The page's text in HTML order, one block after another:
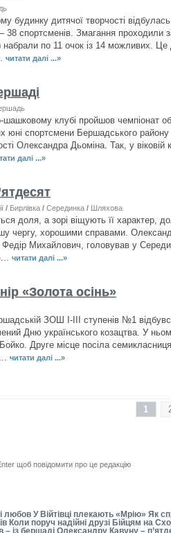
будинку дитячої творчості
38 спортсменів. Змагання
по 11 очок із 14 можливих.
читати далі ...»
клубі пройшов чемпіонат
юні спортсмени Бершадського
Олександра Дьоміна. Так, у віковій
далі ...»
/ Бирлівка / Серединка / Шляхова
доля, а зорі віщують її характер,
чергу, хорошими справами.
Федір Михайлович, головував у
читати далі ...»
«Золота осінь»
ЗОШ І-ІІІ ступенів №1
Дню українського козацтва. У
Друге місце посіла
читати далі ...»
1
щоб повідомити про це редакцію
У Війтівці плекають «Мрію» Як
Коли поруч надійні друзі Бійцям на
із бершаді Олександру Кавуну –